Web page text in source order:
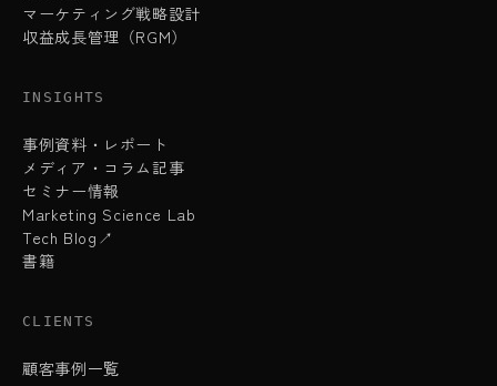
マーケティング戦略設計
収益成長管理（RGM）
INSIGHTS
事例資料・レポート
メディア・コラム記事
セミナー情報
Marketing Science Lab
Tech Blog↗
書籍
CLIENTS
顧客事例一覧